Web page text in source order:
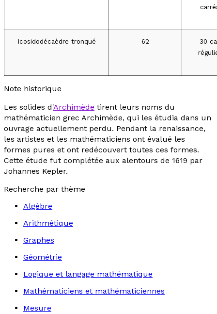
Icosidodécaèdre tronqué 62
30
Note historique
Les solides d'Archimède tirent leurs noms du
mathématicien grec Archimède, qui les étudia dans un
ouvrage actuellement perdu. Pendant la renaissance,
les artistes et les mathématiciens ont évalué les
formes pures et ont redécouvert toutes ces formes.
Cette étude fut complétée aux alentours de 1619 par
Johannes Kepler.
Recherche par thème
Algèbre
Arithmétique
Graphes
Géométrie
Logique et langage mathématique
Mathématiciens et mathématiciennes
Mesure